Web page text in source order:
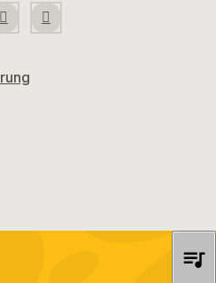
queue_music